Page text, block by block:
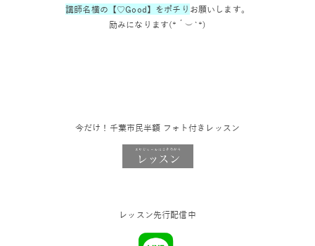
講師名横の【♡Good】をポチり お願いします。
励みになります(*´︶`*)
今だけ！千葉市民半額 フォト付きレッスン
レッスン先行配信中